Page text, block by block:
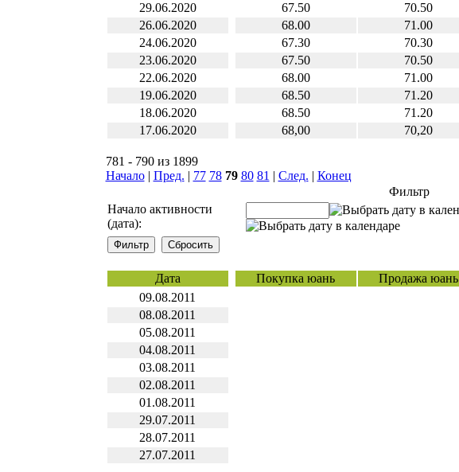
29.06.2020
67.50 70.50
26.06.2020
68.00 71.00
24.06.2020
67.30 70.30
23.06.2020
67.50 70.50
22.06.2020
68.00 71.00
19.06.2020
68.50 71.20
18.06.2020
68.50 71.20
17.06.2020
68,00 70,20
781 - 790 из 1899
Начало| Пред. | 77 78 79 80 81 | След. | Конец
Фильтр
Начало активности
(дата):
Дата Покупка юань Продажа юань
09.08.2011
08.08.2011
05.08.2011
04.08.2011
03.08.2011
02.08.2011
01.08.2011
29.07.2011
28.07.2011
27.07.2011